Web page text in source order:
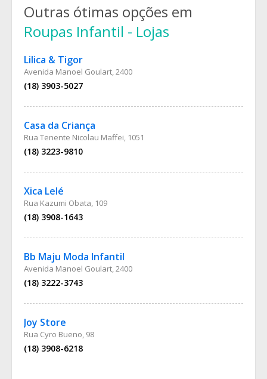
Outras ótimas opções em
Roupas Infantil - Lojas
Lilica & Tigor
Avenida Manoel Goulart, 2400
(18) 3903-5027
Casa da Criança
Rua Tenente Nicolau Maffei, 1051
(18) 3223-9810
Xica Lelé
Rua Kazumi Obata, 109
(18) 3908-1643
Bb Maju Moda Infantil
Avenida Manoel Goulart, 2400
(18) 3222-3743
Joy Store
Rua Cyro Bueno, 98
(18) 3908-6218